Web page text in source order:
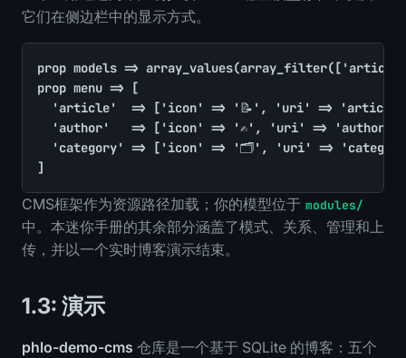
它们在侧边栏中的显示方式。
prop models =>
prop menu => [
]
CMS框架作为资源路径加载；你的模型位于 modules/
中。本迷你手册的其余部分涵盖了模式、关系、管理和上
传，并以一个实时博客演示结束。
1.3: 演示
phlo-demo-cms 仓库是一个基于 SQLite 的博客：五个